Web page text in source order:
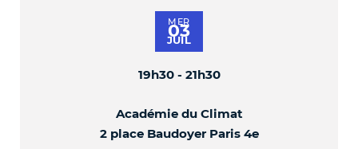
MER
03
JUIL
19h30 - 21h30
Académie du Climat
2 place Baudoyer Paris 4e